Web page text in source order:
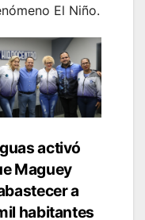
El Niño.
activó
Maguey
a
habitantes